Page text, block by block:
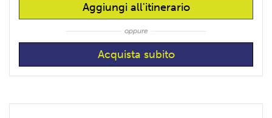
Aggiungi all'itinerario
oppure